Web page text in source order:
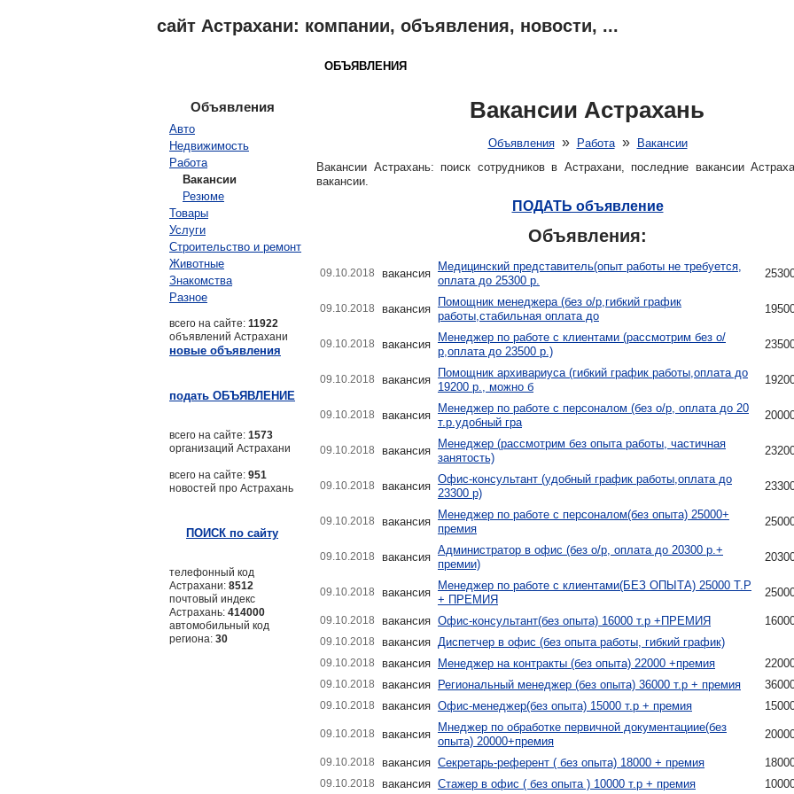
сайт Астрахани: компании, объявления, новости, ...
ОБЪЯВЛЕНИЯ
Вакансии Астрахань
Объявления» Работа»
Вакансии
Вакансии Астрахань: поиск сотрудников в Астрахани, последние вакансии
вакансии.
ПОДАТЬ объявление
Объявления:
09.10.2018 вакансия
Медицинский представитель(опыт работы не требуется,
оплата до 25300 р.
09.10.2018 вакансия
Помощник менеджера (без о/р,гибкий график
работы,стабильная оплата до
09.10.2018 вакансия
Менеджер по работе с клиентами (рассмотрим без о/
р,оплата до 23500 р.)
09.10.2018 вакансия
Помощник архивариуса (гибкий график работы,оплата до
19200 р., можно б
09.10.2018 вакансия
Менеджер по работе с персоналом (без о/р, оплата до 20
т.р.удобный гра
09.10.2018 вакансия
Менеджер (рассмотрим без опыта работы, частичная
занятость)
09.10.2018 вакансия
Офис-консультант (удобный график работы,оплата до
23300 р)
09.10.2018 вакансия
Менеджер по работе с персоналом(без опыта) 25000+
премия
09.10.2018 вакансия
Администратор в офис (без о/р, оплата до 20300 р.+
премии)
09.10.2018 вакансия
Менеджер по работе с клиентами(БЕЗ ОПЫТА) 25000 Т.Р
+ ПРЕМИЯ
09.10.2018 вакансия Офис-консультант(без опыта) 16000 т.р +ПРЕМИЯ
09.10.2018 вакансия Диспетчер в офис (без опыта работы, гибкий график)
09.10.2018 вакансия Менеджер на контракты (без опыта) 22000 +премия
09.10.2018 вакансия Региональный менеджер (без опыта) 36000 т.р + премия
09.10.2018 вакансия Офис-менеджер(без опыта) 15000 т.р + премия
09.10.2018 вакансия
Мнеджер по обработке первичной документациие(без
опыта) 20000+премия
09.10.2018 вакансия Секретарь-референт ( без опыта) 18000 + премия
09.10.2018 вакансия Стажер в офис ( без опыта ) 10000 т.р + премия
Объявления
Авто
Недвижимость
Работа
Вакансии
Резюме
Товары
Услуги
Строительство и ремонт
Животные
Знакомства
Разное
всего на сайте: 11922
объявлений Астрахани
новые объявления
подать ОБЪЯВЛЕНИЕ
всего на сайте: 1573
организаций Астрахани
всего на сайте: 951
новостей про Астрахань
ПОИСК по сайту
телефонный код
Астрахани: 8512
почтовый индекс
Астрахань: 414000
автомобильный код
региона: 30